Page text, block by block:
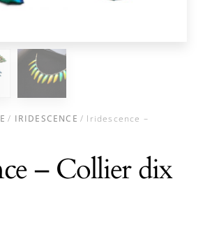
/ IRIDESCENCE / Iridescence –
– Collier dix